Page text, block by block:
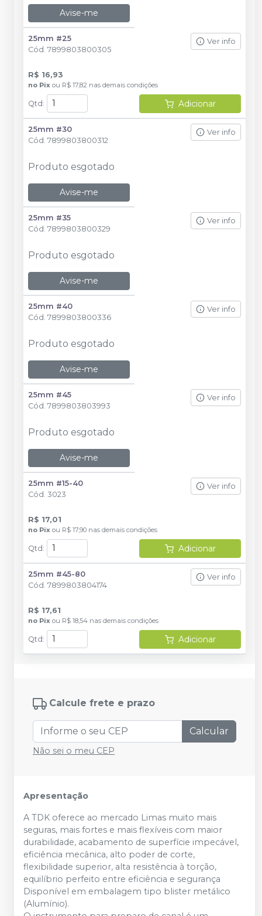
Avise-me
25mm #25
Cód. 7899803800305
Ver info
R$ 16,93
no Pix ou R$ 17,82 nas demais condições
Qtd : Adicionar
25mm #30
Cód. 7899803800312
Ver info
Produto esgotado
Avise-me
25mm #35
Cód. 7899803800329
Ver info
Produto esgotado
Avise-me
25mm #40
Cód. 7899803800336
Ver info
Produto esgotado
Avise-me
25mm #45
Cód. 7899803803993
Ver info
Produto esgotado
Avise-me
25mm #15-40
Cód. 3023
Ver info
R$ 17,01
no Pix ou R$ 17,90 nas demais condições
Qtd : Adicionar
25mm #45-80
Cód. 7899803804174
Ver info
R$ 17,61
no Pix ou R$ 18,54 nas demais condições
Qtd : Adicionar
Calcule frete e prazo
Calcular
Não sei o meu CEP
Apresentação
A TDK oferece ao mercado Limas muito mais
seguras, mais fortes e mais flexíveis com maior
durabilidade, acabamento de superfície impecável,
eficiência mecânica, alto poder de corte,
flexibilidade superior, alta resistência à torção,
equilíbrio perfeito entre eficiência e segurança
Disponível em embalagem tipo blister metálico
(Alumínio).